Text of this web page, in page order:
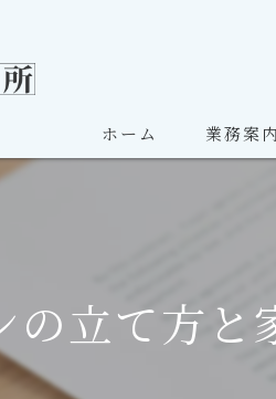
ホーム 業務案内
債務整理
の立て方と